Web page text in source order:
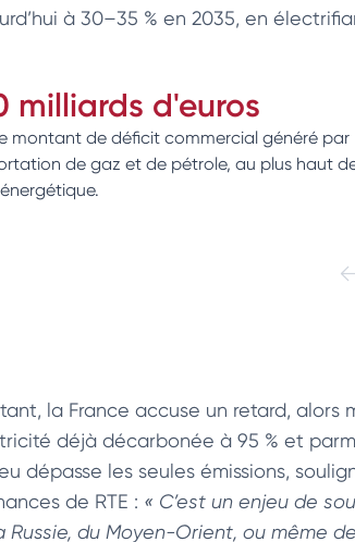
à 30–35 % en 2035, en
milliards d'euros
montant de déficit commercial généré par
de gaz et de pétrole, au plus haut
la France accuse un retard, alors
déjà décarbonée à 95 % et
dépasse les seules émissions,
de RTE : « C’est un enjeu de
Russie, du Moyen-Orient, ou même